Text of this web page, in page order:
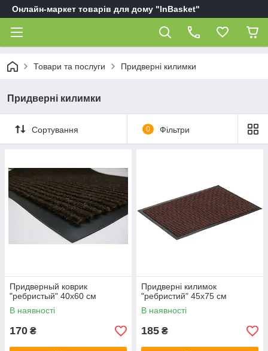
Онлайн-маркет товарів для дому "InBasket"
Товари та послуги Придверні килимки
Придверні килимки
Сортування 0 Фільтри
Придверный коврик
"ребристый" 40х60 см
В наявності
170 ₴
Придверні килимок
"ребристий" 45х75 см
В наявності
185 ₴